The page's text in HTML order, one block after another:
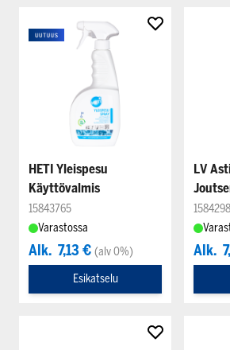
HETI Yleispesu
Käyttövalmis
15843765
Varastossa
Alk. 7,13 € (alv 0%)
Esikatselu
LV
Alk.